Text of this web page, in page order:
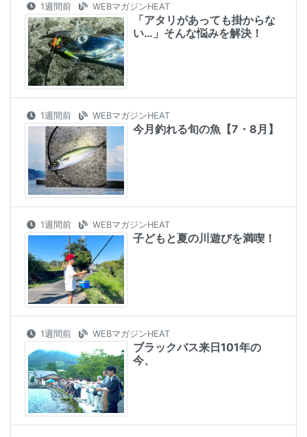
1週間前 WEBマガジンHEAT
「アタリがあっても掛からな
い…」そんな悩みを解決！
1週間前 WEBマガジンHEAT
今月釣れる旬の魚【7・8月】
1週間前 WEBマガジンHEAT
子どもと夏の川遊びを満喫！
1週間前 WEBマガジンHEAT
ブラックバス来日101年の
今、